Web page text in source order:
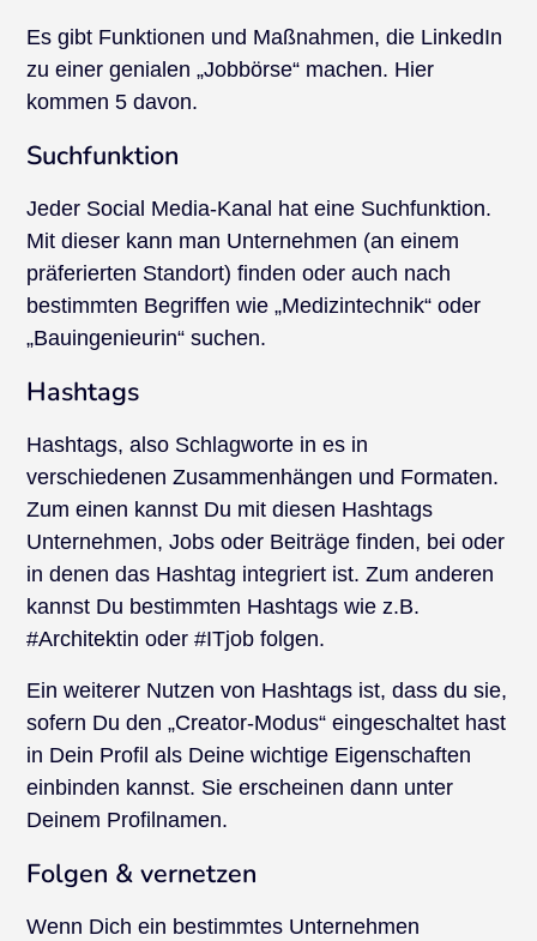
Es gibt Funktionen und Maßnahmen, die LinkedIn
zu einer genialen „Jobbörse“ machen. Hier
kommen 5 davon.
Suchfunktion
Jeder Social Media-Kanal hat eine Suchfunktion.
Mit dieser kann man Unternehmen (an einem
präferierten Standort) finden oder auch nach
bestimmten Begriffen wie „Medizintechnik“ oder
„Bauingenieurin“ suchen.
Hashtags
Hashtags, also Schlagworte in es in
verschiedenen Zusammenhängen und Formaten.
Zum einen kannst Du mit diesen Hashtags
Unternehmen, Jobs oder Beiträge finden, bei oder
in denen das Hashtag integriert ist. Zum anderen
kannst Du bestimmten Hashtags wie z.B.
#Architektin oder #ITjob folgen.
Ein weiterer Nutzen von Hashtags ist, dass du sie,
sofern Du den „Creator-Modus“ eingeschaltet hast
in Dein Profil als Deine wichtige Eigenschaften
einbinden kannst. Sie erscheinen dann unter
Deinem Profilnamen.
Folgen & vernetzen
Wenn Dich ein bestimmtes Unternehmen